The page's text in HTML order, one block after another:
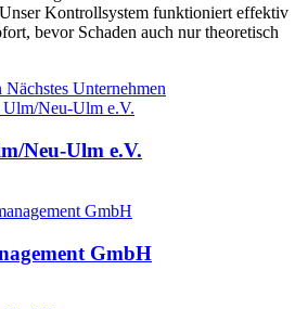
Kontrollsystem funktioniert effektiv
bevor Schaden auch nur theoretisch
Nächstes Unternehmen
Neu-Ulm e.V.
GmbH